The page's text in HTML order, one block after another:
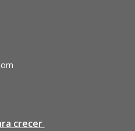
crecer